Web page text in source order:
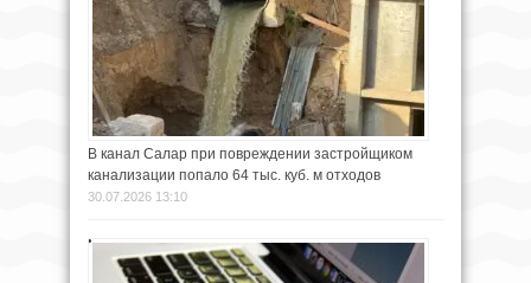
В канал Салар при повреждении застройщиком
канализации попало 64 тыс. куб. м отходов
30.07.2026 13:10